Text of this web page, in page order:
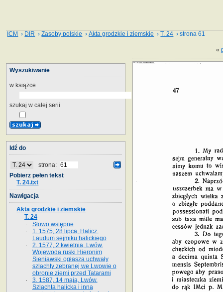
ICM › DIR ›Zasoby polskie ›Akta grodzkie i ziemskie ›T. 24 › strona 61
«
Wyszukiwanie
w książce
szukaj w całej serii
Idź do
strona:
Pobierz pełen tekst
T. 24.txt
Nawigacja
Akta grodzkie i ziemskie
T. 24
Słowo wstępne
1. 1575, 28 lipca, Halicz.
Laudum sejmiku halickiego
2. 1577, 2 kwietnia, Lwów.
Wojewoda ruski Hieronim
Sieniawski ogłasza uchwały
szlachty zebranej we Lwowie o
obronie ziemi przed Tatarami
3. 1587, 14 maja, Lwów.
Szlachta halicka i inna